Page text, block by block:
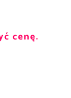
cenę.